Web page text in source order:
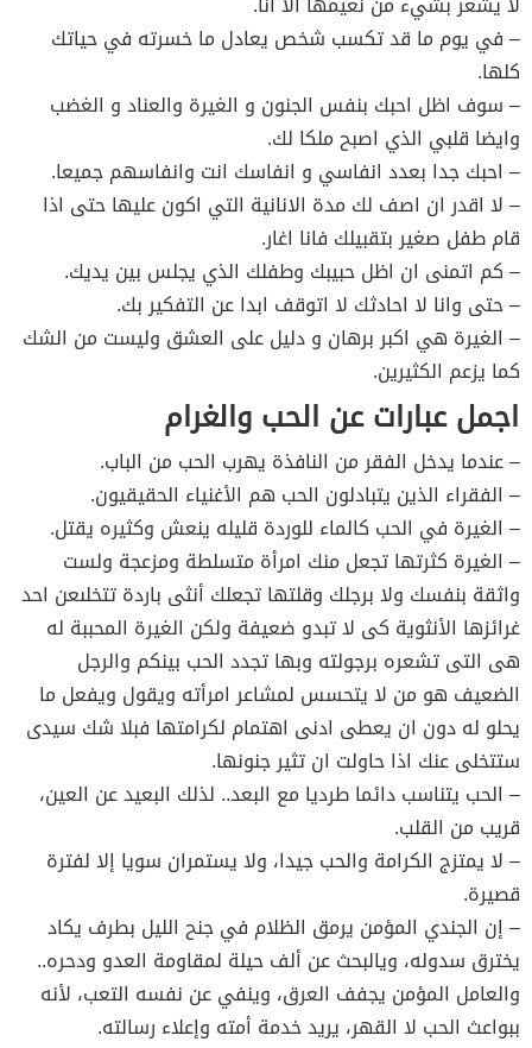
– في يوم ما قد تكسب شخص يعادل ما خسرته في حياتك
كلها.
– سوف اظل احبك بنفس الجنون و الغيرة والعناد و الغضب
وايضا قلبي الذي اصبح ملكا لك.
– احبك جدا بعدد انفاسي و انفاسك انت وانفاسهم جميعا.
– لا اقدر ان اصف لك مدة الانانية التي اكون عليها حتى اذا
قام طفل صغير بتقبيلك فانا اغار.
– كم اتمنى ان اظل حبيبك وطفلك الذي يجلس بين يديك.
– حتى وانا لا احادثك لا اتوقف ابدا عن التفكير بك.
– الغيرة هي اكبر برهان و دليل على العشق وليست من الشك
كما يزعم الكثيرين.
اجمل عبارات عن الحب والغرام
– عندما يدخل الفقر من النافذة يهرب الحب من الباب.
– الفقراء الذين يتبادلون الحب هم الأغنياء الحقيقيون.
– الغيرة في الحب كالماء للوردة قليله ينعش وكثيره يقتل.
– الغيرة كثرتها تجعل منك امرأة متسلطة ومزعجة ولست
واثقة بنفسك ولا برجلك وقلتها تجعلك أنثى باردة تتخلىعن احد
غرائزها الأنثوية كى لا تبدو ضعيفة ولكن الغيرة المحببة له
هى التى تشعره برجولته وبها تجدد الحب بينكم والرجل
الضعيف هو من لا يتحسس لمشاعر امرأته ويقول ويفعل ما
يحلو له دون ان يعطى ادنى اهتمام لكرامتها فبلا شك سيدى
ستتخلى عنك اذا حاولت ان تثير جنونها.
– الحب يتناسب دائما طرديا مع البعد.. لذلك البعيد عن العين،
قريب من القلب.
– لا يمتزج الكرامة والحب جيدا، ولا يستمران سويا إلا لفترة
قصيرة.
– إن الجندي المؤمن يرمق الظلام في جنح الليل بطرف يكاد
يخترق سدوله، ويالبحث عن ألف حيلة لمقاومة العدو ودحره..
والعامل المؤمن يجفف العرق، وينفي عن نفسه التعب، لأنه
ببواعث الحب لا القهر، يريد خدمة أمته وإعلاء رسالته.